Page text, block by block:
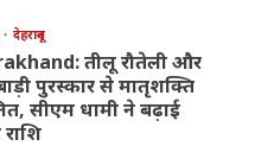
देहरादून
तीलू रौतेली और
पुरस्कार से मातृशक्ति
सीएम धामी ने बढ़ाई